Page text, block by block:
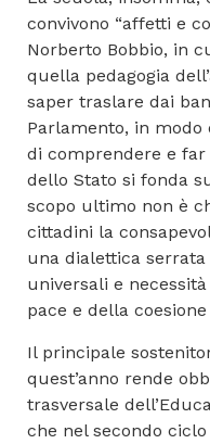
convivono “affetti e
Norberto Bobbio, in
quella pedagogia
saper traslare dai
Parlamento, in
di comprendere e
dello Stato si fonda
scopo ultimo non è
cittadini la
una dialettica
universali e
pace e della
Il principale
quest’anno rende
trasversale
che nel secondo